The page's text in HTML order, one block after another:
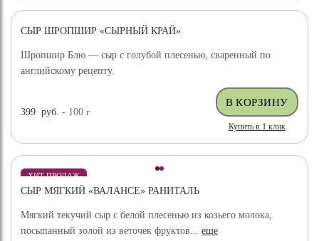
СЫР ШРОПШИР «СЫРНЫЙ КРАЙ»
Шропшир Блю — сыр с голубой плесенью, сваренный по
английскому рецепту.
399 руб. - 100г
Купить в 1 клик
ХИТ ПРОДАЖ
СЫР МЯГКИЙ «ВАЛАНСЕ» РАНИТАЛЬ
Мягкий текучий сыр с белой плесенью из козьего молока,
посыпанный золой из веточек фруктов...еще